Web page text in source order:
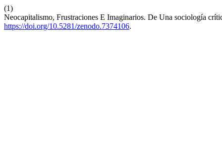
(1)
Neocapitalismo, Frustraciones E Imaginarios. De Una sociología
https://doi.org/10.5281/zenodo.7374106.